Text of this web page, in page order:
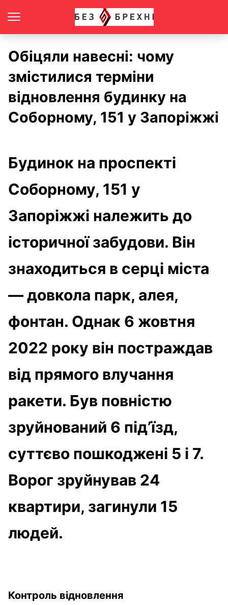
Обіцяли навесні: чому
змістилися терміни
відновлення будинку на
Соборному, 151 у Запоріжжі
Будинок на проспекті
Соборному, 151 у
Запоріжжі належить до
історичної забудови. Він
знаходиться в серці міста
— довкола парк, алея,
фонтан. Однак 6 жовтня
2022 року він постраждав
від прямого влучання
ракети. Був повністю
зруйнований 6 під’їзд,
суттєво пошкоджені 5 і 7.
Ворог зруйнував 24
квартири, загинули 15
людей.
Контроль відновлення